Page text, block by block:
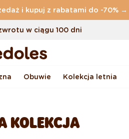
i kupuj z rabatami do -70% →
o wartości powyżej169 zł
w ciągu 100 dni
stworzone przez nas
Obuwie Kolekcja letnia
KOLEKCJA